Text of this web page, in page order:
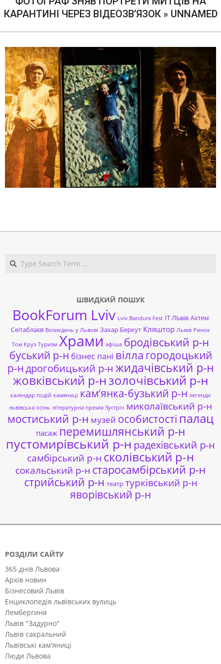
КАРАНТИНІ ЧЕРЕЗ ВІДЕОЗВ’ЯЗОК » UNNAMED
03-
ШВИДКИЙ ПОШУК
BookForum Lviv Lviv Bandura Fest ІТ ЛЬвів Ахтем
Сеітаблаєв Великдень у Львові Захар Беркут Кляштор Львів Ринок
Том Круз Туризм Храми афіша бродівський р-н
буський р-н бізнес пані вілла городоцький
р-ндрогобицький р-н жидачівський р-н
жовківський р-нзолочівський р-н
календар подій камяниці кам’янка-бузький р-н легенди
львівська осінь літературна премія Зустріч миколаївський р-н
мостиський р-н музей особистості палац
пасаж перемишлянський р-н
пустомирівський р-н радехівський р-н
самбірський р-н сколівський р-н
сокальський р-н старосамбірський р-н
стрийський р-н театр турківський р-н
яворівський р-н
РОЗДІЛИ САЙТУ
365 днів Львова
Архів новин
Бізнесовий Львів
Енциклопедія львівських вулиць
Лембергиня
Львів "Задурно"
Львів сакральний
Львівські кам'яниці
Люди Львова